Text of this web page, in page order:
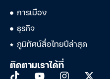
การเมือง
ธุรกิจ
ภูมิทัศน์สื่อไทยปีล่าสุด
ติดตามเราได้ที่